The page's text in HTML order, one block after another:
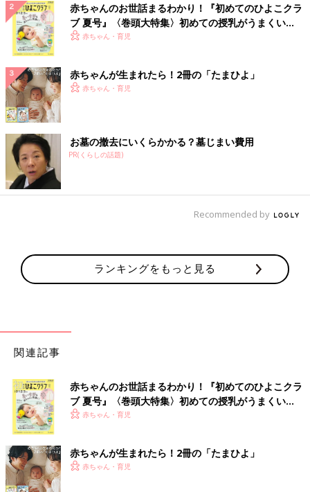
JAMA.2013;309(20):2176. doi:10.1001/jama.2013.4432
正常な結膜は半透明ですが、さまざまな刺激により炎症が起きた
結膜は血管が拡張し、赤くむくんだ状態になります。
【図２】季節性アレルゲンの期間
岸川禮子ほか：花粉誌 2020;65:55-56より
赤ちゃんのお世話まるわかり！『初めてのひよこクラ
ブ 夏号』〈巻頭大特集〉初めての授乳がうまくい
く！ おっぱい・ミルクの基本と夏のトラブル 解決テ
赤ちゃん・育児
赤ちゃんが生まれたら！2冊の「たまひよ」
赤ちゃん・育児
お墓の撤去にいくらかかる？墓じまい費用
PR(くらしの話題)
Recommended by
ランキングをもっと見る
関連記事
赤ちゃんのお世話まるわかり！『初めてのひよこクラ
ブ 夏号』〈巻頭大特集〉初めての授乳がうまくい
く！ おっぱい・ミルクの基本と夏のトラブル 解決テ
赤ちゃん・育児
赤ちゃんが生まれたら！2冊の「たまひよ」
赤ちゃん・育児